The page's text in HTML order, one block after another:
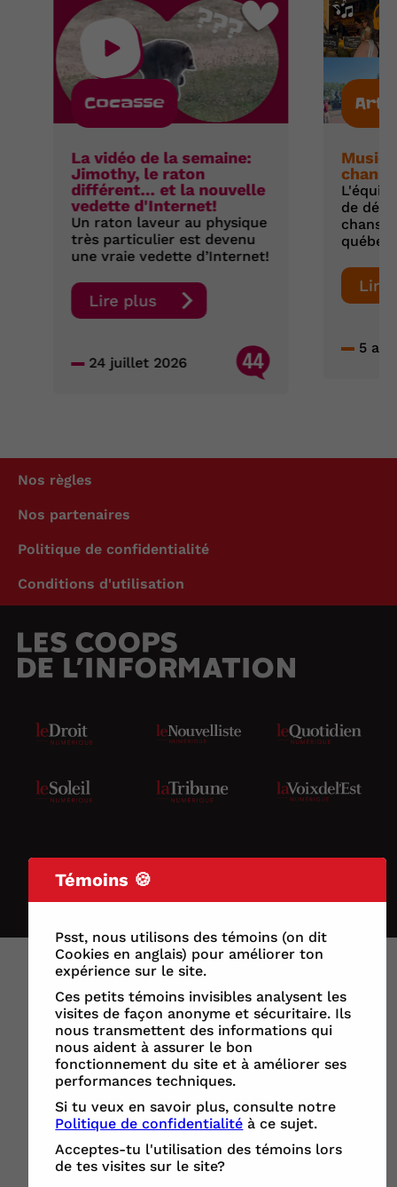
Cocasse
La vidéo de la semaine:
Jimothy, le raton
différent… et la nouvelle
vedette d'Internet!
Un raton laveur au physique
très particulier est devenu
une vraie vedette d’Internet!
Lire plus
24 juillet 2026 44
Arts
de
Lire
5
Nos règles
Nos partenaires
Politique de confidentialité
Conditions d'utilisation
RETOUR
Témoins 🍪
Psst, nous utilisons des témoins (on dit
Cookies en anglais) pour améliorer ton
expérience sur le site.
Ces petits témoins invisibles analysent les
visites de façon anonyme et sécuritaire. Ils
nous transmettent des informations qui
nous aident à assurer le bon
fonctionnement du site et à améliorer ses
performances techniques.
Si tu veux en savoir plus, consulte notre
Politique de confidentialité à ce sujet.
Acceptes-tu l'utilisation des témoins lors
de tes visites sur le site?